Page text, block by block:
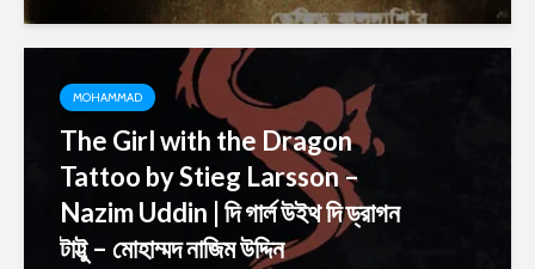
MOHAMMAD
The Girl with the Dragon
Tattoo by Stieg Larsson –
Nazim Uddin | দি গার্ল উইথ দি ড্রাগন
টাট্টু – মোহাম্মদ নাজিম উদ্দিন